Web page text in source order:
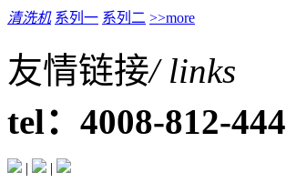
清洗机 系列一 系列二 >>more
友情链接/ links
tel：4008-812-444